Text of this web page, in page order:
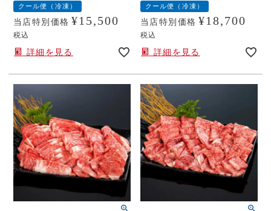
クール便（冷凍）
当店特別価格 ¥15,500
税込
詳細を見る
クール便（冷凍）
当店特別価格 ¥18,700
税込
詳細を見る